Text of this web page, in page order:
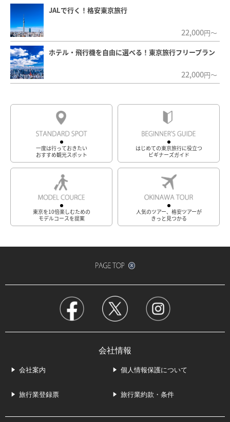
JALで行く！格安東京旅行
22,000円～
ホテル・飛行機を自由に選べる！東京旅行フリープラン
22,000円～
一度は行っておきたい
おすすめ観光スポット
はじめての東京旅行に役立つ
ビギナーズガイド
東京を10倍楽しむための
モデルコースを提案
人気のツアー、格安ツアーが
きっと見つかる
会社情報
会社案内 個人情報保護について
旅行業登録票 旅行業約款・条件